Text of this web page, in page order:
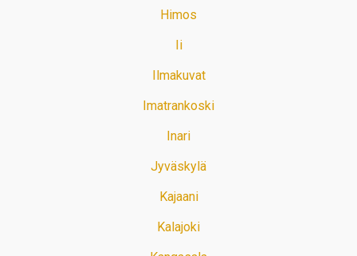
Himos
Ii
Ilmakuvat
Imatrankoski
Inari
Jyväskylä
Kajaani
Kalajoki